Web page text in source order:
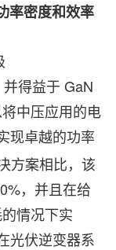
率密度和效率
得益于 GaN
中压应用的电
现卓越的功率
方案相比，该
，并且在给
情况下实
光伏逆变器系